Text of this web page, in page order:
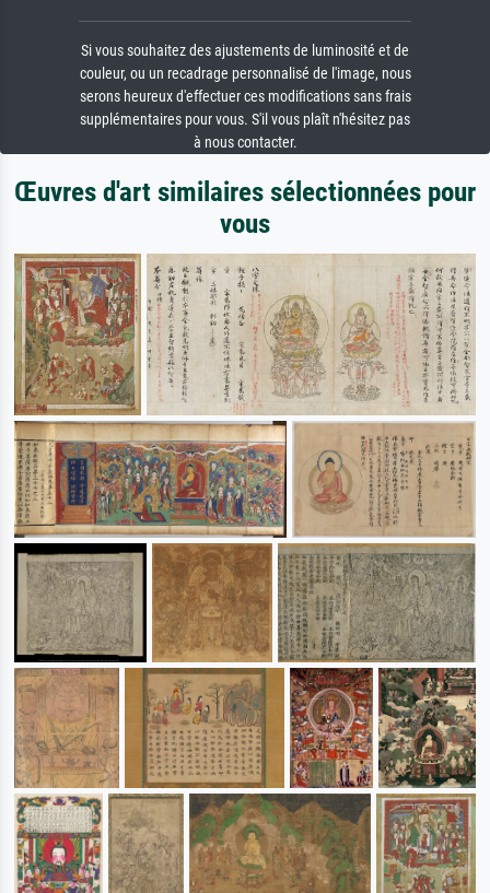
Si vous souhaitez des ajustements de luminosité et de
couleur, ou un recadrage personnalisé de l'image, nous
serons heureux d'effectuer ces modifications sans frais
supplémentaires pour vous. S'il vous plaît n'hésitez pas
à nous contacter.
Œuvres d'art similaires sélectionnées pour
vous